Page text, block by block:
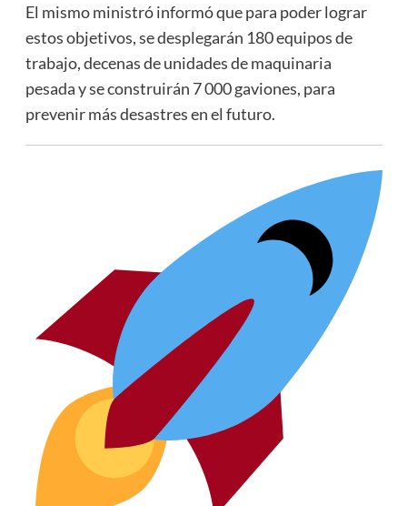
El mismo ministró informó que para poder lograr
estos objetivos, se desplegarán 180 equipos de
trabajo, decenas de unidades de maquinaria
pesada y se construirán 7 000 gaviones, para
prevenir más desastres en el futuro.